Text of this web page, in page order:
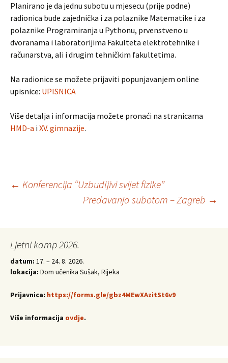
Planirano je da jednu subotu u mjesecu (prije podne)
radionica bude zajednička i za polaznike Matematike i za
polaznike Programiranja u Pythonu, prvenstveno u
dvoranama i laboratorijima Fakulteta elektrotehnike i
računarstva, ali i drugim tehničkim fakultetima.
Na radionice se možete prijaviti popunjavanjem online
upisnice: UPISNICA
Više detalja i informacija možete pronaći na stranicama
HMD-a i XV. gimnazije.
Post
← Konferencija “Uzbudljivi svijet fizike”
Predavanja subotom – Zagreb →
Ljetni kamp 2026.
datum: 17. – 24. 8. 2026.
lokacija: Dom učenika Sušak, Rijeka
Prijavnica: https://forms.gle/gbz4MEwXAzitSt6v9
Više informacija ovdje.